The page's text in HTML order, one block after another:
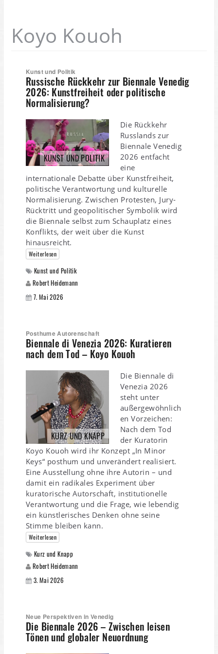
Koyo Kouoh
Kunst und Politik
Russische Rückkehr zur Biennale Venedig
2026: Kunstfreiheit oder politische
Normalisierung?
KUNST UND POLITIK
Die Rückkehr
Russlands zur
Biennale Venedig
2026 entfacht
eine
internationale Debatte über Kunstfreiheit,
politische Verantwortung und kulturelle
Normalisierung. Zwischen Protesten, Jury-
Rücktritt und geopolitischer Symbolik wird
die Biennale selbst zum Schauplatz eines
Konflikts, der weit über die Kunst
hinausreicht.
Weiterlesen
Kunst und Politik
Robert Heidemann
7. Mai 2026
Posthume Autorenschaft
Biennale di Venezia 2026: Kuratieren
nach dem Tod – Koyo Kouoh
KURZ UND KNAPP
Die Biennale di
Venezia 2026
steht unter
außergewöhnlich
en Vorzeichen:
Nach dem Tod
der Kuratorin
Koyo Kouoh wird ihr Konzept „In Minor
Keys“ posthum und unverändert realisiert.
Eine Ausstellung ohne ihre Autorin – und
damit ein radikales Experiment über
kuratorische Autorschaft, institutionelle
Verantwortung und die Frage, wie lebendig
ein künstlerisches Denken ohne seine
Stimme bleiben kann.
Weiterlesen
Kurz und Knapp
Robert Heidemann
3. Mai 2026
Neue Perspektiven in Venedig
Die Biennale 2026 – Zwischen leisen
Tönen und globaler Neuordnung